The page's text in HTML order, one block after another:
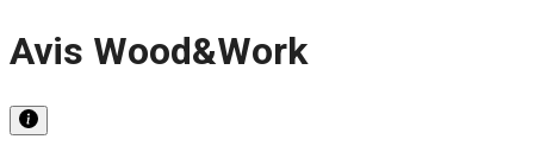
Avis Wood&Work